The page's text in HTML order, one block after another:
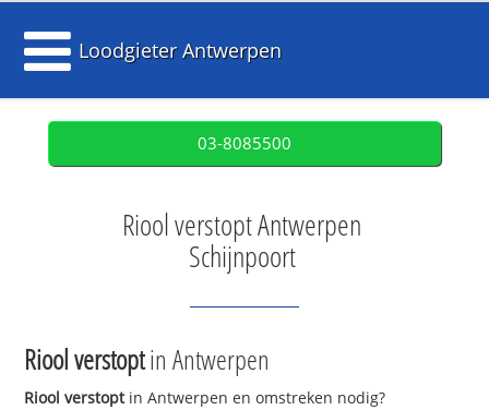
Loodgieter Antwerpen
03-8085500
Riool verstopt Antwerpen
Schijnpoort
Riool verstoptin Antwerpen
Riool verstoptin Antwerpen en omstreken nodig?